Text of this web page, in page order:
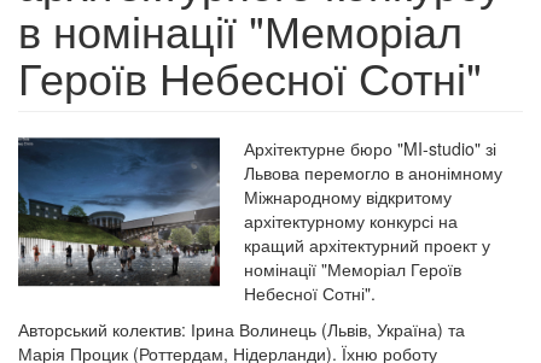
в номінації "Меморіал
Героїв Небесної Сотні"
Архітектурне бюро "MI-studio" зі
Львова перемогло в анонімному
Міжнародному відкритому
архітектурному конкурсі на
кращий архітектурний проект у
номінації "Меморіал Героїв
Небесної Сотні".
Авторський колектив: Ірина Волинець (Львів, Україна) та
Марія Процик (Роттердам, Нідерланди). Їхню роботу